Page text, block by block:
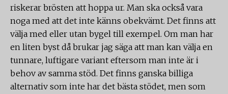
riskerar brösten att hoppa ur. Man ska också vara
noga med att det inte känns obekvämt. Det finns att
välja med eller utan bygel till exempel. Om man har
en liten byst då brukar jag säga att man kan välja en
tunnare, luftigare variant eftersom man inte är i
behov av samma stöd. Det finns ganska billiga
alternativ som inte har det bästa stödet, men som